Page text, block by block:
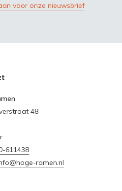
voor onze nieuwsbrief
48
611438
ramen.nl